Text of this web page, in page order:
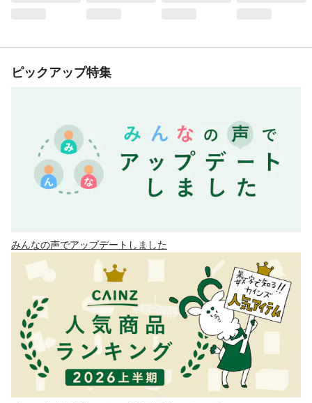
ピックアップ特集
みんなの声でアップデートしました